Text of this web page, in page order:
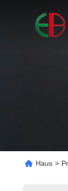
Haus >